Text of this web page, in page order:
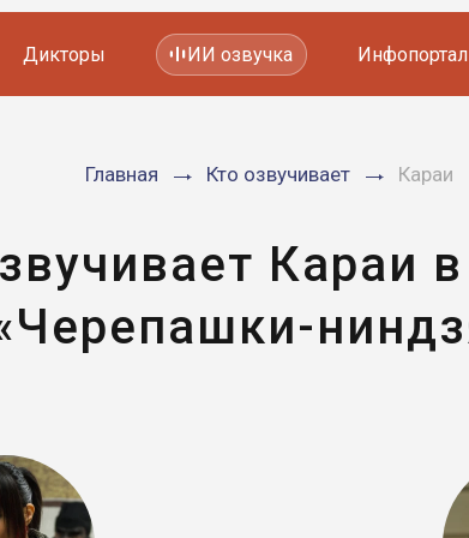
Мультфильмов
Дикторы ИИ озвучка Инфопортал
Главная Кто озвучивает Караи
Караи